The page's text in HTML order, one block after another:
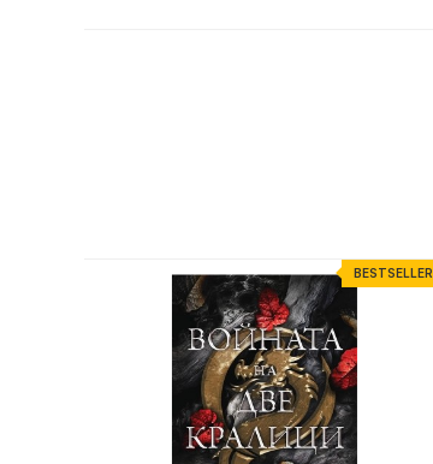
BESTSELLER